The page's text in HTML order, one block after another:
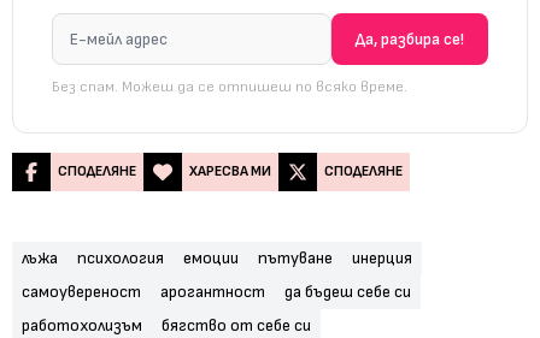
Без спам. Можеш да се отпишеш по всяко време.
СПОДЕЛЯНЕ ХАРЕСВА МИ СПОДЕЛЯНЕ
лъжа психология емоции пътуване
инерция
самоувереност
арогантност
да бъдеш себе си
работохолизъм
бягство от себе си